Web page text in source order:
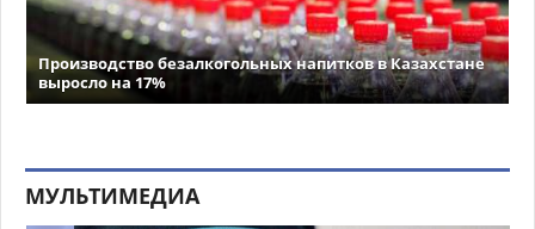
Производство безалкогольных напитков в Казахстане
выросло на 17%
МУЛЬТИМЕДИА